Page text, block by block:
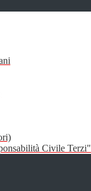
Civile Terzi"